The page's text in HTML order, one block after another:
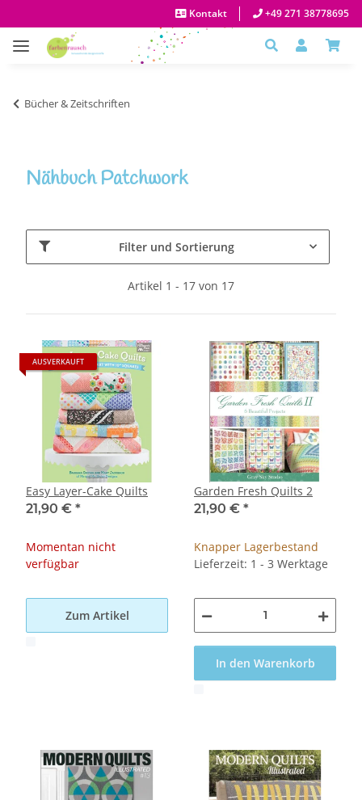
Kontakt +49 271 38778695
Bücher & Zeitschriften
Nähbuch Patchwork
Filter und Sortierung
Artikel 1 - 17 von 17
AUSVERKAUFT
Easy Layer-Cake Quilts
21,90 € *
Momentan nicht
verfügbar
Zum Artikel
Garden Fresh Quilts 2
21,90 € *
Knapper Lagerbestand
Lieferzeit: 1 - 3 Werktage
In den Warenkorb